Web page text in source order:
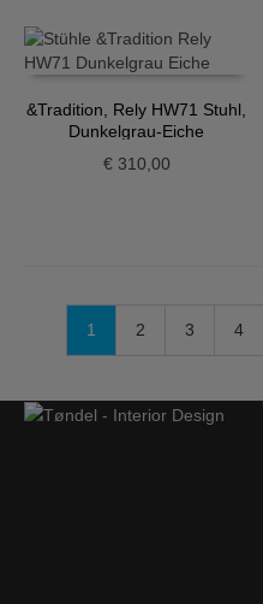
&Tradition, Rely HW71 Stuhl,
Dunkelgrau-Eiche
€310,00
1 2 3 4